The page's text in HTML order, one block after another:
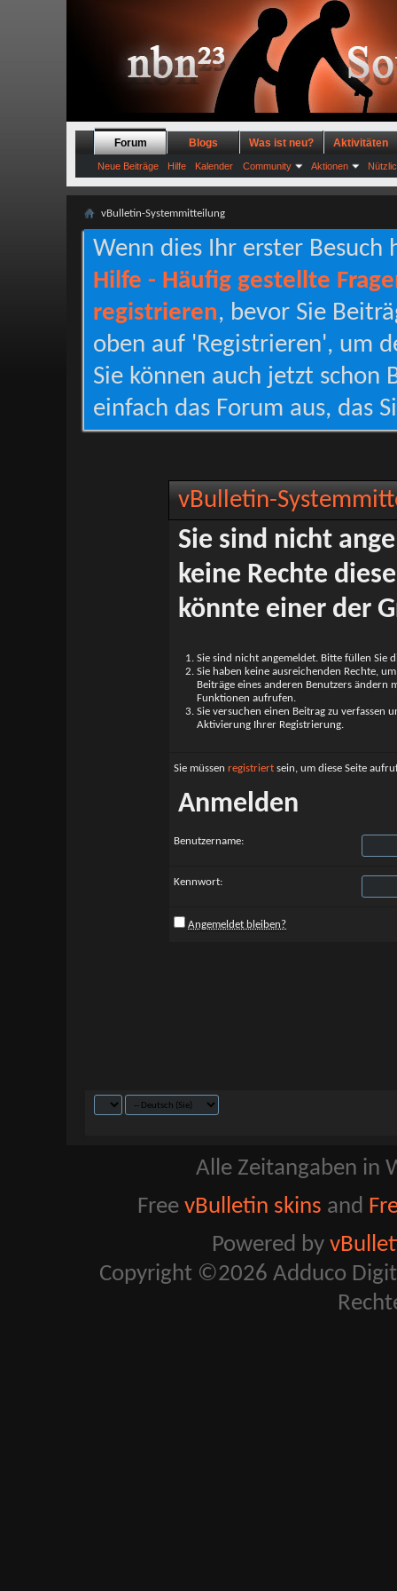
Forum
Neue Beiträge Hilfe Kalender Community Aktionen
Blogs Was ist neu? Aktivitäten
vBulletin-Systemmitteilung
Wenn dies Ihr erster Besuch
Hilfe - Häufig gestellte
registrieren, bevor Sie
oben auf 'Registrieren', um
Sie können auch jetzt schon
einfach das Forum aus, das
vBulletin-
Sie sind nicht
keine Rechte
könnte einer der
Sie sind nicht angemeldet. Bitte füllen Sie
Sie haben keine ausreichenden Rechte,
Beiträge eines anderen Benutzers
Funktionen aufrufen.
Sie versuchen einen Beitrag zu verfassen
Aktivierung Ihrer Registrierung.
Sie müssen registriert sein, um diese Seite
Anmelden
Benutzername:
Kennwort:
Angemeldet bleiben?
Alle Zeitangaben in
Free vBulletin skins and
Powered by
Copyright ©2026 Adduco